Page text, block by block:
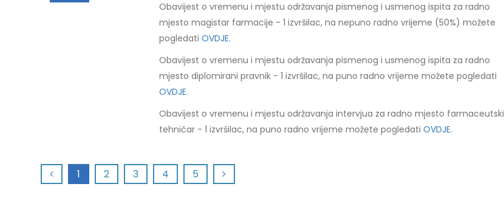
Obavijest o vremenu i mjestu održavanja pismenog i usmenog ispita za radno
mjesto magistar farmacije - 1 izvršilac, na nepuno radno vrijeme (50%) možete
pogledati OVDJE.
Obavijest o vremenu i mjestu održavanja pismenog i usmenog ispita za radno
mjesto diplomirani pravnik - 1 izvršilac, na puno radno vrijeme možete pogledati
OVDJE.
Obavijest o vremenu i mjestu održavanja intervjua za radno mjesto farmaceutski
tehničar - 1 izvršilac, na puno radno vrijeme možete pogledati OVDJE.
1 2 3 4 5